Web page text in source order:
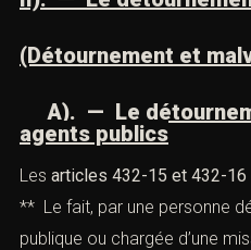
manifestement incomplète
dispositions légales.
c). — L’élément
Sauf dans les cas où un
l’élément moral du délit de
par la seuleconscience de la
laquelle se déduit de la